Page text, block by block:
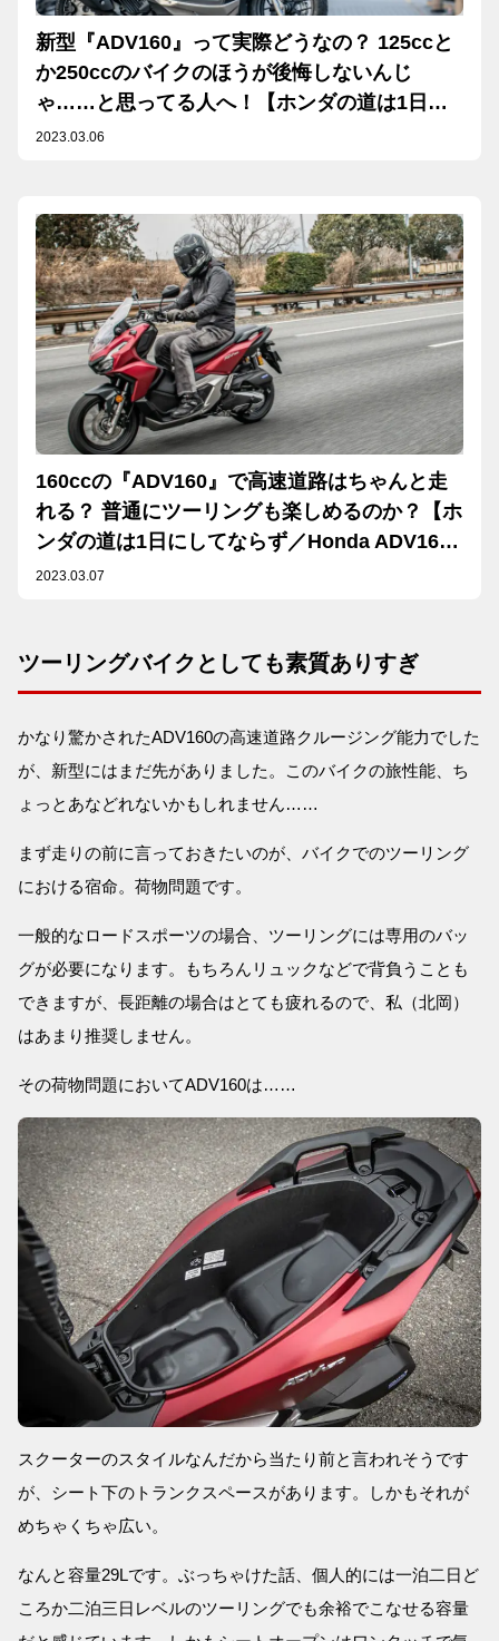
新型『ADV160』って実際どうなの？ 125ccと
か250ccのバイクのほうが後悔しないんじ
ゃ……と思ってる人へ！【ホンダの道は1日に
してならず／Honda ADV160 試乗インプレ・
2023.03.06
160ccの『ADV160』で高速道路はちゃんと走
れる？ 普通にツーリングも楽しめるのか？【ホ
ンダの道は1日にしてならず／Honda ADV160
試乗インプレ・レビュー 中編】
2023.03.07
ツーリングバイクとしても素質ありすぎ
かなり驚かされたADV160の高速道路クルージング能力でした
が、新型にはまだ先がありました。このバイクの旅性能、ち
ょっとあなどれないかもしれません……
まず走りの前に言っておきたいのが、バイクでのツーリング
における宿命。荷物問題です。
一般的なロードスポーツの場合、ツーリングには専用のバッ
グが必要になります。もちろんリュックなどで背負うことも
できますが、長距離の場合はとても疲れるので、私（北岡）
はあまり推奨しません。
その荷物問題においてADV160は……
スクーターのスタイルなんだから当たり前と言われそうです
が、シート下のトランクスペースがあります。しかもそれが
めちゃくちゃ広い。
なんと容量29Lです。ぶっちゃけた話、個人的には一泊二日ど
ころか二泊三日レベルのツーリングでも余裕でこなせる容量